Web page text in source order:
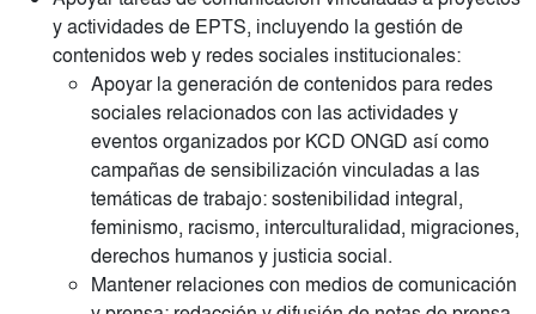
y actividades de EPTS, incluyendo la gestión de
contenidos web y redes sociales institucionales:
Apoyar la generación de contenidos para redes
sociales relacionados con las actividades y
eventos organizados por KCD ONGD así como
campañas de sensibilización vinculadas a las
temáticas de trabajo: sostenibilidad integral,
feminismo, racismo, interculturalidad, migraciones,
derechos humanos y justicia social.
Mantener relaciones con medios de comunicación